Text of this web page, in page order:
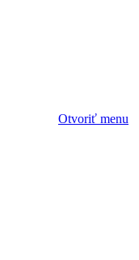
Otvoriť menu